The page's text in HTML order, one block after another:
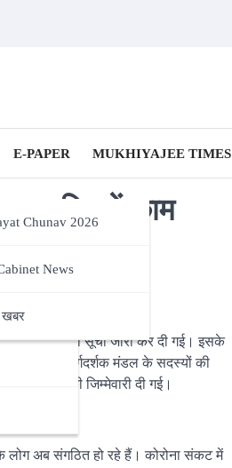
Chunav 2026
News
खबर
E-PAPER MUKHIYAJEE TIMES
जनहित में काम
ईकाई की सूची जारी कर दी गई। इसके
एवं मार्गदर्शक मंडल के सदस्यों की
पद की जिम्मेवारी दी गई।
लोग अब संगठित हो रहे हैं। कोरोना संकट में